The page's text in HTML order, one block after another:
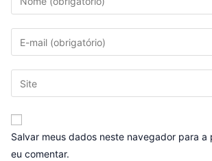
Salvar meus dados neste navegador para a
eu comentar.